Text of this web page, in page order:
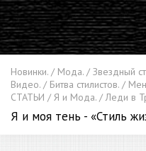
Новинки. / Мода. / Звездный
Видео. / Битва стилистов. /
СТАТЬИ / Я и Мода. / Леди в
Я и моя тень - «Стиль